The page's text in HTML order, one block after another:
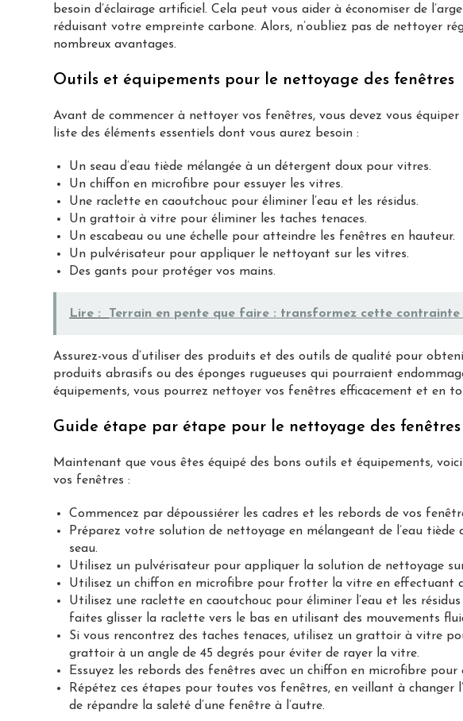
besoin d’éclairage artificiel. Cela peut vous aider à économiser de
réduisant votre empreinte carbone. Alors, n’oubliez pas de nettoyer
nombreux avantages.
Outils et équipements pour le nettoyage des fenêtres
Avant de commencer à nettoyer vos fenêtres, vous devez vous
liste des éléments essentiels dont vous aurez besoin :
Un seau d’eau tiède mélangée à un détergent doux pour vitres.
Un chiffon en microfibre pour essuyer les vitres.
Une raclette en caoutchouc pour éliminer l’eau et les résidus.
Un grattoir à vitre pour éliminer les taches tenaces.
Un escabeau ou une échelle pour atteindre les fenêtres en hauteur.
Un pulvérisateur pour appliquer le nettoyant sur les vitres.
Des gants pour protéger vos mains.
Lire : Terrain en pente que faire : transformez cette
Assurez-vous d’utiliser des produits et des outils de qualité pour
produits abrasifs ou des éponges rugueuses qui pourraient
équipements, vous pourrez nettoyer vos fenêtres efficacement et en
Guide étape par étape pour le nettoyage des fenêtres
Maintenant que vous êtes équipé des bons outils et équipements,
vos fenêtres :
Commencez par dépoussiérer les cadres et les rebords de vos
Préparez votre solution de nettoyage en mélangeant de l’eau
seau.
Utilisez un pulvérisateur pour appliquer la solution de nettoyage
Utilisez un chiffon en microfibre pour frotter la vitre en effectuant
Utilisez une raclette en caoutchouc pour éliminer l’eau et les
faites glisser la raclette vers le bas en utilisant des mouvements
Si vous rencontrez des taches tenaces, utilisez un grattoir à vitre
grattoir à un angle de 45 degrés pour éviter de rayer la vitre.
Essuyez les rebords des fenêtres avec un chiffon en microfibre pour
Répétez ces étapes pour toutes vos fenêtres, en veillant à changer
de répandre la saleté d’une fenêtre à l’autre.